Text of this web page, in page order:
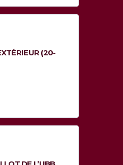
(20-